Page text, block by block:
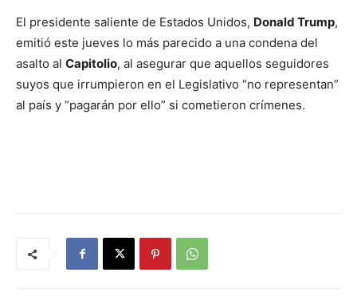
El presidente saliente de Estados Unidos, Donald Trump,
emitió este jueves lo más parecido a una condena del
asalto al Capitolio, al asegurar que aquellos seguidores
suyos que irrumpieron en el Legislativo “no representan”
al país y “pagarán por ello” si cometieron crímenes.